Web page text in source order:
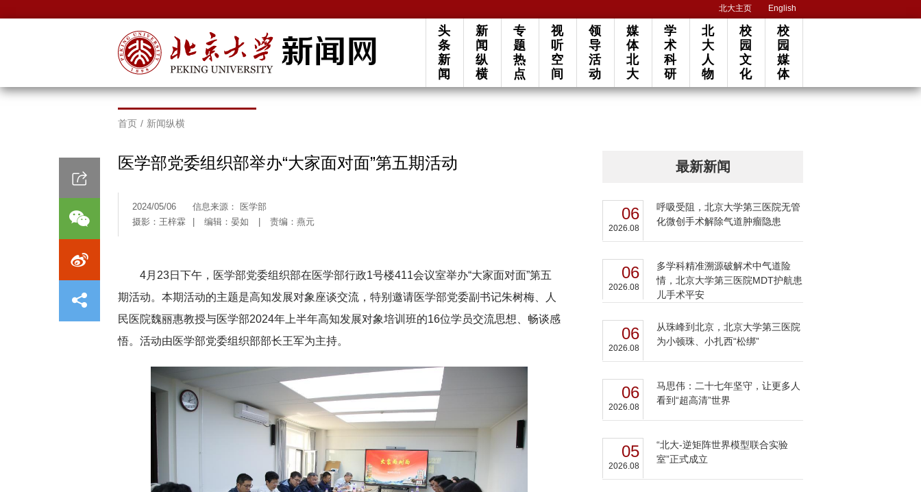
北大主页 English
头
条
新
闻
新
闻
纵
横
专
题
热
点
视
听
空
间
领
导
活
动
媒
体
北
大
学
术
科
研
北
大
人
物
校
园
文
化
校
园
媒
体
首页 / 新闻纵横
医学部党委组织部举办“大家面对面”第五期活动
2024/05/06
信息来源： 医学部
摄影：王梓霖
编辑：晏如 责编：燕元
4月23日下午，医学部党委组织部在医学部行政1号楼411会议室举办“大家面对面”第五
期活动。本期活动的主题是高知发展对象座谈交流，特别邀请医学部党委副书记朱树梅、人
民医院魏丽惠教授与医学部2024年上半年高知发展对象培训班的16位学员交流思想、畅谈感
悟。活动由医学部党委组织部部长王军为主持。
最新新闻
06
2026.08
呼吸受阻，北京大学第三医院无管
化微创手术解除气道肿瘤隐患
06
2026.08
多学科精准溯源破解术中气道险
情，北京大学第三医院MDT护航患
儿手术平安
06
2026.08
从珠峰到北京，北京大学第三医院
为小顿珠、小扎西“松绑”
06
2026.08
马思伟：二十七年坚守，让更多人
看到“超高清”世界
05
2026.08
“北大-逆矩阵世界模型联合实验
室”正式成立